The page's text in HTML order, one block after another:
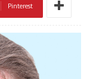
Pinterest